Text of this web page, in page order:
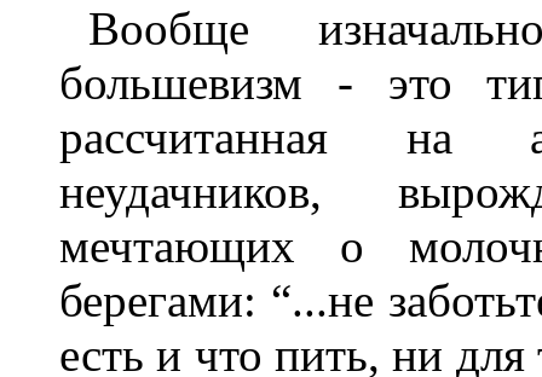
Вообще
большевизм - это
рассчитанная на
неудачников,
мечтающих о
берегами: “...не
есть и что пить, ни для